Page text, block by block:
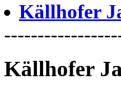
Källhofer
Källhofer